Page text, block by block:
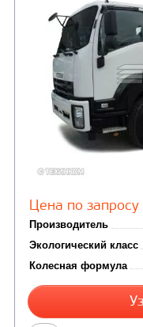
Производитель
Экологический
Колесная
ШАССИ ISUZU